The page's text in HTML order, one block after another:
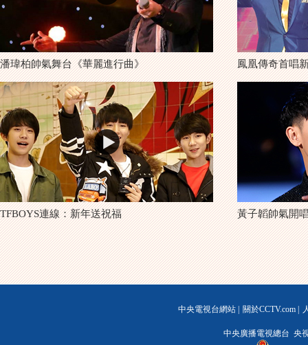
潘瑋柏帥氣舞台《華麗進行曲》 鳳凰傳奇首唱
TFBOYS連線：新年送祝福 黃子韜帥氣開
中央電視台網站 關於CCTV.com
中央廣播電視總台 央